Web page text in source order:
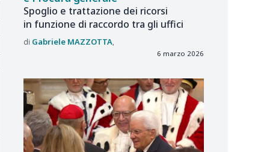
Spoglio e trattazione dei ricorsi
in funzione di raccordo tra gli uffici
Gabriele MAZZOTTA
6 marzo 2026